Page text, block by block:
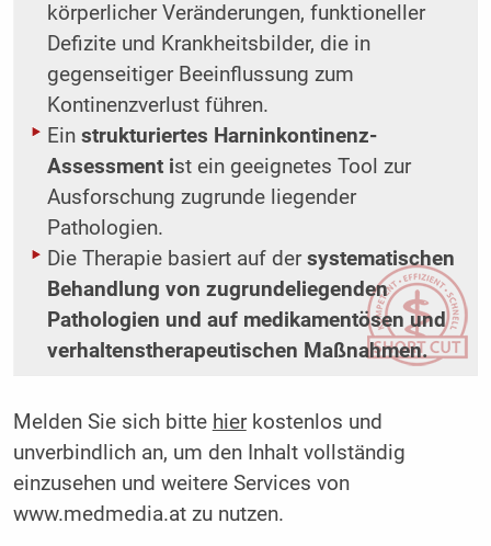
körperlicher Veränderungen, funktioneller
Defizite und Krankheitsbilder, die in
gegenseitiger Beeinflussung zum
Kontinenzverlust führen.
Ein strukturiertes Harninkontinenz-
Assessment ist ein geeignetes Tool zur
Ausforschung zugrunde liegender
Pathologien.
Die Therapie basiert auf dersystematischen
Behandlung von zugrundeliegenden
Pathologien und auf medikamentösen und
verhaltenstherapeutischen Maßnahmen.
Melden Sie sich bitte hierkostenlos und
unverbindlich an, um den Inhalt vollständig
einzusehen und weitere Services von
www.medmedia.at zu nutzen.